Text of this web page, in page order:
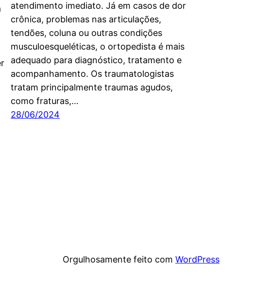
atendimento imediato. Já em casos de dor
crônica, problemas nas articulações,
tendões, coluna ou outras condições
musculoesqueléticas, o ortopedista é mais
adequado para diagnóstico, tratamento e
acompanhamento. Os traumatologistas
tratam principalmente traumas agudos,
como fraturas,…
28/06/2024
Orgulhosamente feito com WordPress